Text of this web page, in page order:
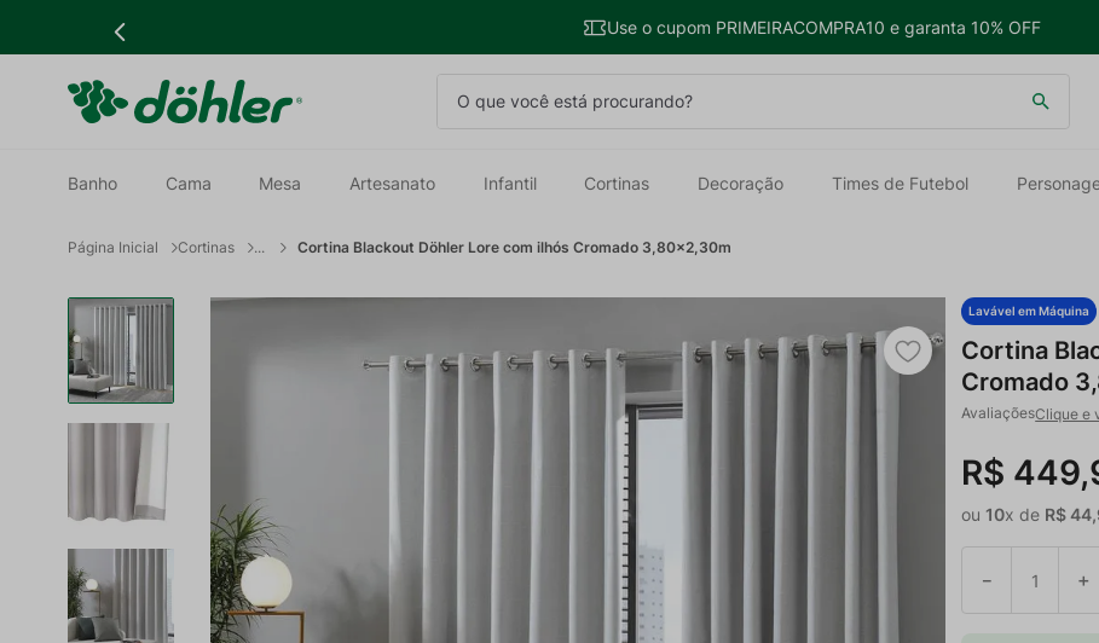
Use o cupom PRIMEIRACOMPRA10 e garanta 10% OFF
Banho Cama Mesa Artesanato Infantil Cortinas Decoração Times de Futebol
Cortinas Cortina Blackout Döhler Lore com ilhós Cromado 3,80x2,30m
Lavável em Máquina
Cortina
Cromado
Clique e
R$ 449,
ou10x de R$44,
＋
－